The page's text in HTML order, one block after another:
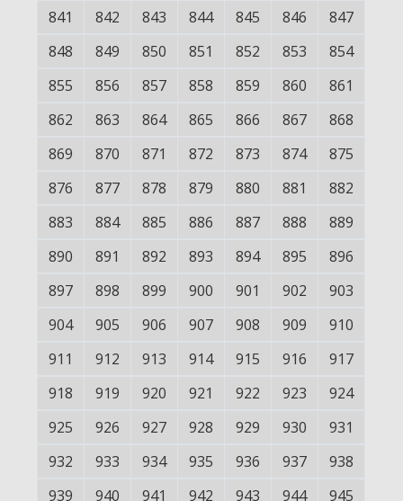
841 842 843 844 845 846
847
848
849 850 851 852 853
854
855
856 857 858 859 860
861
862
863 864 865 866 867
868
869
870 871 872 873 874
875
876
877 878 879 880 881
882
883
884 885 886 887 888
889
890
891 892 893 894 895
896
897
898 899 900 901 902
903
904
905 906 907 908 909
910
911
912 913 914 915 916
917
918
919 920 921 922 923
924
925
926 927 928 929 930
931
932
933 934 935 936 937
938
939
940 941 942 943 944
945